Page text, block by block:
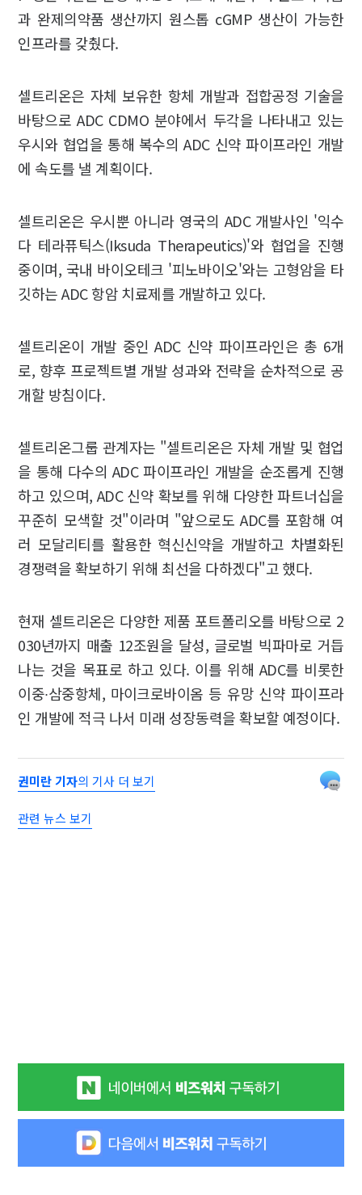
과 완제의약품 생산까지 원스톱 cGMP 생산이 가능한
인프라를 갖췄다.
셀트리온은 자체 보유한 항체 개발과 접합공정 기술을
바탕으로 ADC CDMO 분야에서 두각을 나타내고 있는
우시와 협업을 통해 복수의 ADC 신약 파이프라인 개발
에 속도를 낼 계획이다.
셀트리온은 우시뿐 아니라 영국의 ADC 개발사인 '익수
다 테라퓨틱스(Iksuda Therapeutics)'와 협업을 진행
중이며, 국내 바이오테크 '피노바이오'와는 고형암을 타
깃하는 ADC 항암 치료제를 개발하고 있다.
셀트리온이 개발 중인 ADC 신약 파이프라인은 총 6개
로, 향후 프로젝트별 개발 성과와 전략을 순차적으로 공
개할 방침이다.
셀트리온그룹 관계자는 "셀트리온은 자체 개발 및 협업
을 통해 다수의 ADC 파이프라인 개발을 순조롭게 진행
하고 있으며, ADC 신약 확보를 위해 다양한 파트너십을
꾸준히 모색할 것"이라며 "앞으로도 ADC를 포함해 여
러 모달리티를 활용한 혁신신약을 개발하고 차별화된
경쟁력을 확보하기 위해 최선을 다하겠다"고 했다.
현재 셀트리온은 다양한 제품 포트폴리오를 바탕으로 2
030년까지 매출 12조원을 달성, 글로벌 빅파마로 거듭
나는 것을 목표로 하고 있다. 이를 위해 ADC를 비롯한
이중∙삼중항체, 마이크로바이옴 등 유망 신약 파이프라
인 개발에 적극 나서 미래 성장동력을 확보할 예정이다.
권미란 기자의 기사 더 보기
관련 뉴스 보기